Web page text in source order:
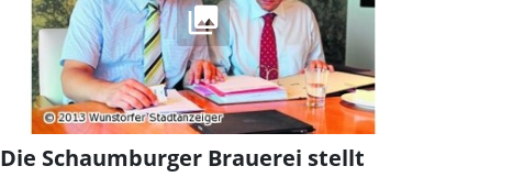
Die Schaumburger Brauerei stellt